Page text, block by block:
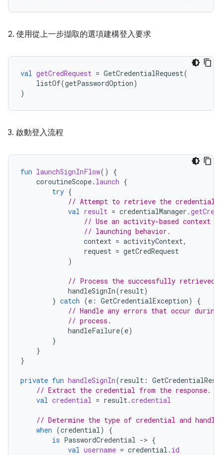
2. 使用從上一步擷取的選項建構登入要求
val getCredRequest = GetCredentialRequest(
listOf(getPasswordOption)
)
3. 啟動登入流程
fun launchSignInFlow()
{
coroutineScope. launch {
try {
// Attempt to retrieve the credential
val result = credentialManager .
// Use an activity-based context
// launching behavior.
context = activityContext,
request = getCredRequest
)
// Process the successfully retrieved
handleSignIn(result)
} catch (e : GetCredentialException)
{
// Handle any errors that occur
// process.
handleFailure(e)
}
}
}
private fun handleSignIn(result :
// Extract the credential from the response.
val credential = result.credential
// Determine the type of credential and
when (credential)
{
is PasswordCredential -> {
val username = credential . id